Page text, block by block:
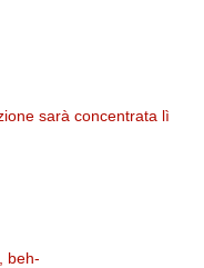
sarà concentrata lì
beh-